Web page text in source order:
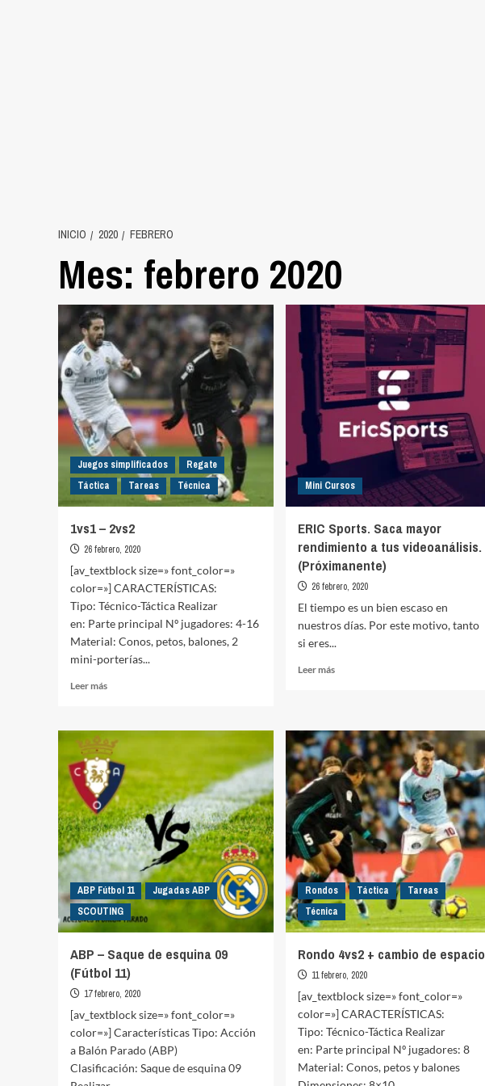
INICIO 2020 FEBRERO
Mes: febrero 2020
Juegos simplificados
Regate
Táctica
Tareas Técnica
1vs1 – 2vs2
26 febrero, 2020
[av_textblock size=» font_color=»
color=»] CARACTERÍSTICAS:
Tipo: Técnico-Táctica Realizar
en: Parte principal Nº jugadores: 4-16
Material: Conos, petos, balones, 2
mini-porterías...
Leer másLeer
1vs1
–
2vs2
Mini Cursos
ERIC Sports. Saca mayor
rendimiento a tus videoanálisis.
(Próximanente)
26 febrero, 2020
El tiempo es un bien escaso en
nuestros días. Por este motivo, tanto
si eres...
Leer másLeer
Sports.
Saca
mayor
rendimiento
a
tus
videoanálisis.
(Próximanente)
ABP Fútbol 11
Jugadas ABP
SCOUTING
ABP – Saque de esquina 09
(Fútbol 11)
17 febrero, 2020
[av_textblock size=» font_color=»
color=»] Características Tipo: Acción
a Balón Parado (ABP)
Clasificación: Saque de esquina 09
Rondos Táctica
Tareas
Técnica
Rondo 4vs2 + cambio de espacio
11 febrero, 2020
[av_textblock size=» font_color=»
color=»] CARACTERÍSTICAS:
Tipo: Técnico-Táctica Realizar
en: Parte principal Nº jugadores: 8
Material: Conos, petos y balones